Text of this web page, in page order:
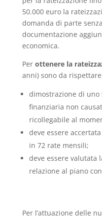
50.000 euro la
domanda di parte
documentazione
economica.
Per ottenere la
anni) sono da
dimostrazione di
finanziaria non
ricollegabile al
deve essere
in 72 rate mensili;
deve essere valutata
relazione al piano
Per l’attuazione delle